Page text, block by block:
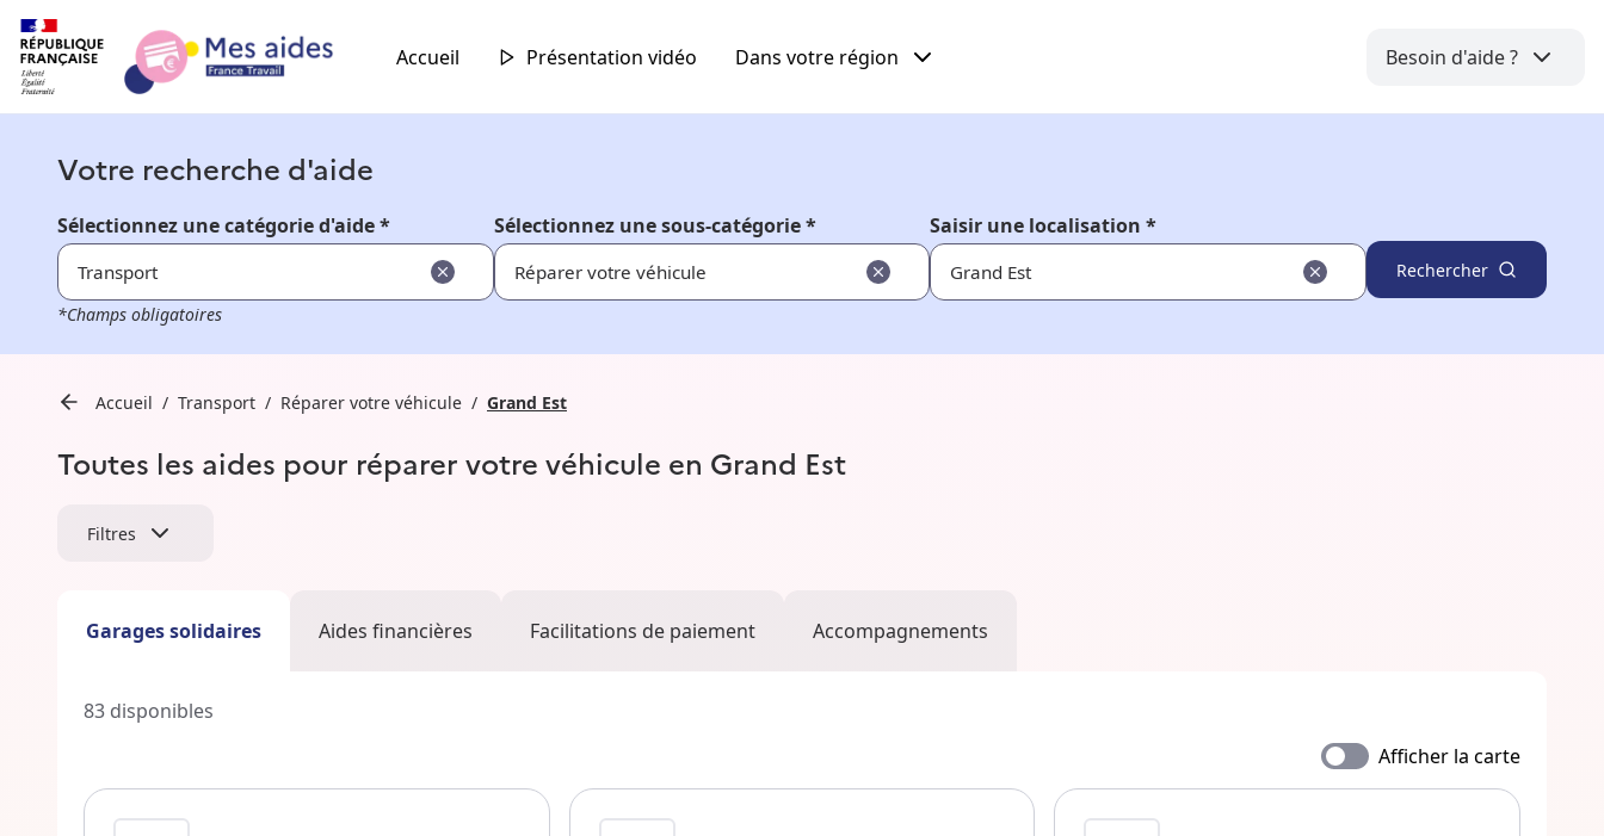
Accueil Présentation vidéo Dans votre région Besoin d'aide ?
Votre recherche d'aide
Sélectionnez une catégorie d'aide *
Transport
Sélectionnez une sous-catégorie *
Réparer votre véhicule
Saisir une localisation *
Rechercher
*Champs obligatoires
Accueil Transport Réparer votre véhicule Grand Est
Toutes les aides pour réparer votre véhicule en Grand Est
Filtres
Garages solidaires Aides financières Facilitations de paiement Accompagnements
83 disponibles
Afficher la carte